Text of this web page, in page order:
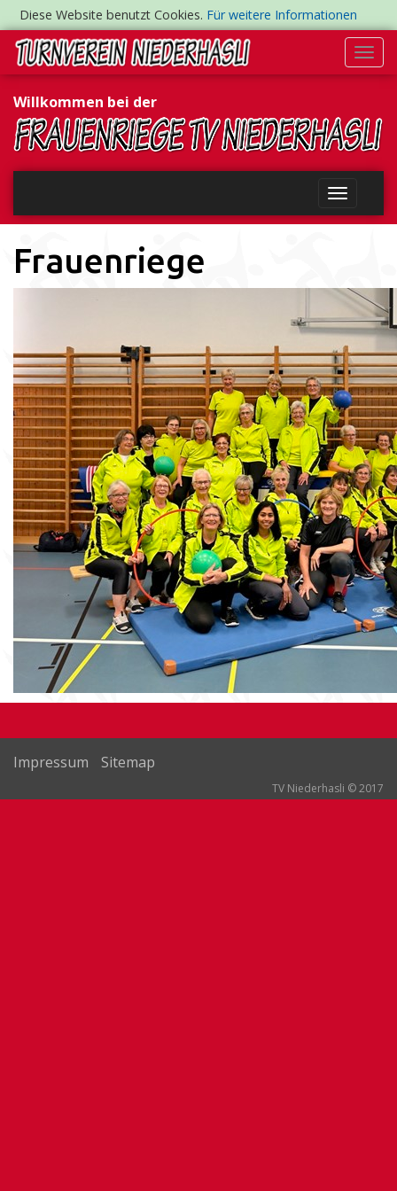
Diese Website benutzt Cookies. Für weitere Informationen
Willkommen bei der
Frauenriege
Impressum Sitemap
TV Niederhasli © 2017